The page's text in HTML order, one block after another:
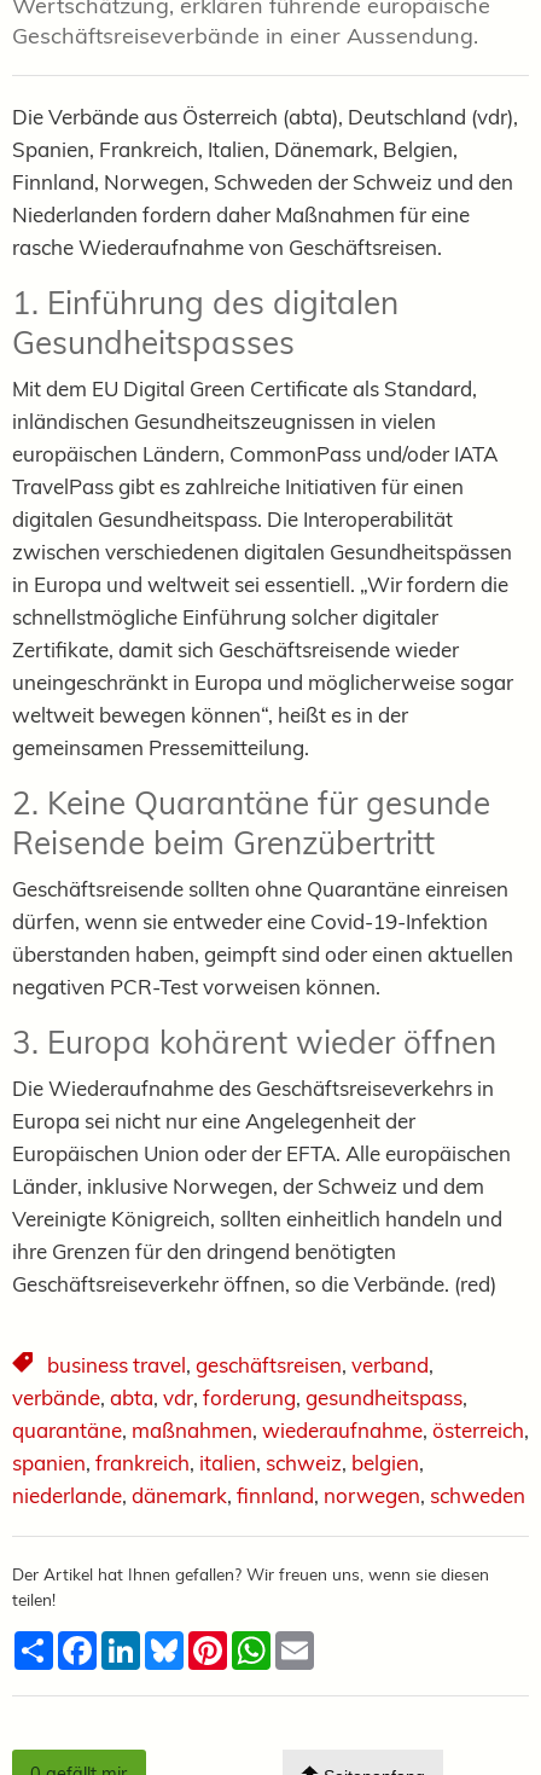
Geschäftsreiseverbände in einer Aussendung.
Die Verbände aus Österreich (abta), Deutschland (vdr),
Spanien, Frankreich, Italien, Dänemark, Belgien,
Finnland, Norwegen, Schweden der Schweiz und den
Niederlanden fordern daher Maßnahmen für eine
rasche Wiederaufnahme von Geschäftsreisen.
1. Einführung des digitalen
Gesundheitspasses
Mit dem EU Digital Green Certificate als Standard,
inländischen Gesundheitszeugnissen in vielen
europäischen Ländern, CommonPass und/oder IATA
TravelPass gibt es zahlreiche Initiativen für einen
digitalen Gesundheitspass. Die Interoperabilität
zwischen verschiedenen digitalen Gesundheitspässen
in Europa und weltweit sei essentiell. „Wir fordern die
schnellstmögliche Einführung solcher digitaler
Zertifikate, damit sich Geschäftsreisende wieder
uneingeschränkt in Europa und möglicherweise sogar
weltweit bewegen können“, heißt es in der
gemeinsamen Pressemitteilung.
2. Keine Quarantäne für gesunde
Reisende beim Grenzübertritt
Geschäftsreisende sollten ohne Quarantäne einreisen
dürfen, wenn sie entweder eine Covid-19-Infektion
überstanden haben, geimpft sind oder einen aktuellen
negativen PCR-Test vorweisen können.
3. Europa kohärent wieder öffnen
Die Wiederaufnahme des Geschäftsreiseverkehrs in
Europa sei nicht nur eine Angelegenheit der
Europäischen Union oder der EFTA. Alle europäischen
Länder, inklusive Norwegen, der Schweiz und dem
Vereinigte Königreich, sollten einheitlich handeln und
ihre Grenzen für den dringend benötigten
Geschäftsreiseverkehr öffnen, so die Verbände. (red)
business travel, geschäftsreisen, verband,
verbände, abta, vdr, forderung, gesundheitspass,
quarantäne, maßnahmen, wiederaufnahme, österreich,
spanien, frankreich, italien, schweiz, belgien,
niederlande, dänemark, finnland, norwegen, schweden
Der Artikel hat Ihnen gefallen? Wir freuen uns, wenn sie diesen
teilen!
TeilenFacebook
LinkedInBlueskyPinterestWhatsApp